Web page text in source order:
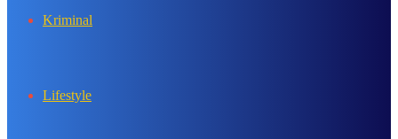
Kriminal
Lifestyle